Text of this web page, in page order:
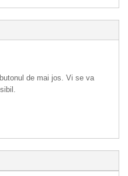
de mai jos. Vi se va